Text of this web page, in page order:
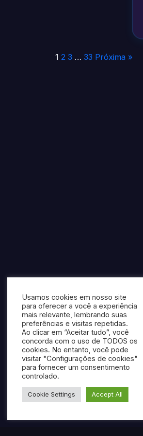
Paginação
1 2 3 … 33 Próxima »
Usamos cookies em nosso site
para oferecer a você a experiência
mais relevante, lembrando suas
preferências e visitas repetidas.
Ao clicar em “Aceitar tudo”, você
concorda com o uso de TODOS os
cookies. No entanto, você pode
visitar "Configurações de cookies"
para fornecer um consentimento
controlado.
Cookie Settings Accept All